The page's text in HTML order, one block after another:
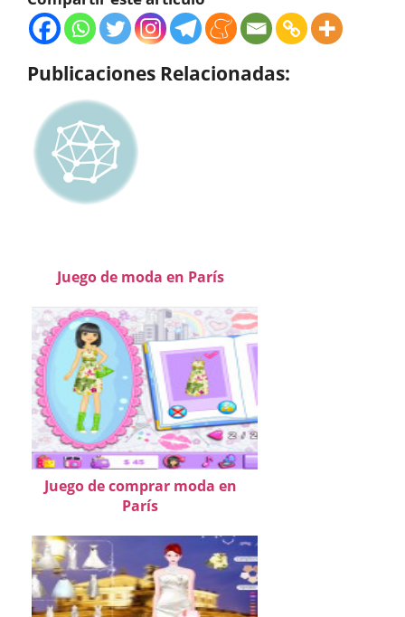
Publicaciones Relacionadas:
Juego de moda en París
Juego de comprar moda en
París